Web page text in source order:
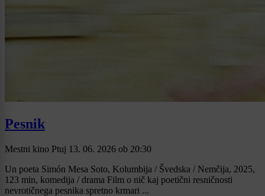
Pesnik
Mestni kino Ptuj 13. 06. 2026 ob 20:30
Un poeta Simón Mesa Soto, Kolumbija / Švedska / Nemčija, 2025,
123 min, komedija / drama Film o nič kaj poetični resničnosti
nevrotičnega pesnika spretno krmari ...